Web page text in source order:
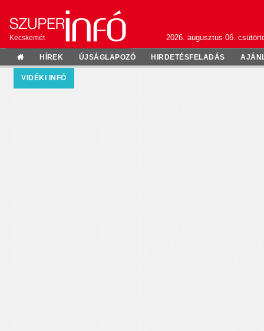
Kecskemét 2026. augusztus 06.
HÍREK ÚJSÁGLAPOZÓ HIRDETÉSFELADÁS
VIDÉKI INFÓ